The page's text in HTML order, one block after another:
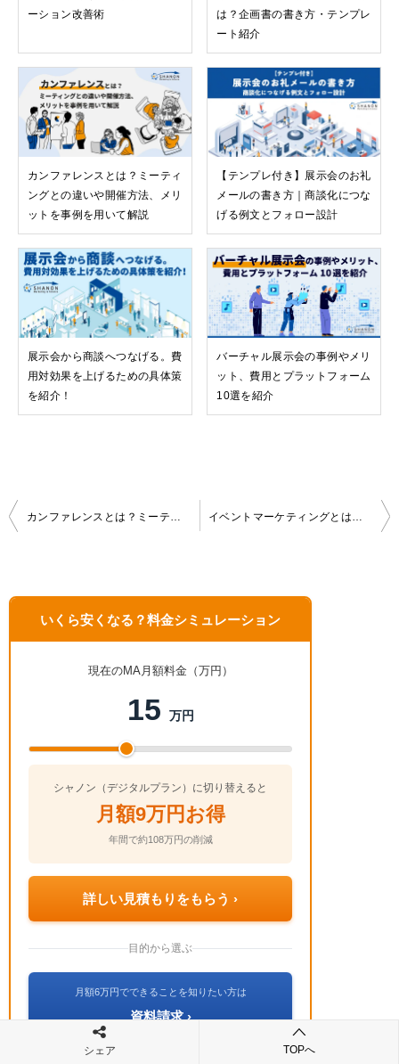
ーション改善術
は？企画書の書き方・テンプレ
ート紹介
カンファレンスとは？ミーティ
ングとの違いや開催方法、メリ
ットを事例を用いて解説
【テンプレ付き】展示会のお礼
メールの書き方｜商談化につな
げる例文とフォロー設計
展示会から商談へつなげる。費
用対効果を上げるための具体策
を紹介！
バーチャル展示会の事例やメリ
ット、費用とプラットフォーム
10選を紹介
投
稿
ゲ
シ
カンファレンスとは？ミーティングとの違いや開催方法、メリットを事例を用いて解説 イベントマーケティングとは？メリットや進め方、成果を上げるポイント、事例を紹介！
いくら安くなる？料金シミュレーション
現在のMA月額料金（万円）
15 万円
シャノン（デジタルプラン）に切り替えると
月額9万円お得
年間で約108万円の削減
詳しい見積もりをもらう ›
目的から選ぶ
月額6万円でできることを知りたい方は
資料請求 ›
シェア TOPへ